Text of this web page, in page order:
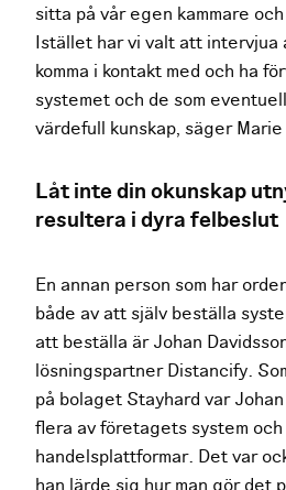
sitta på vår egen kammare
Istället har vi valt att intervjua
komma i kontakt med och ha
systemet och de som
värdefull kunskap, säger
Låt inte din okunskap
resultera i dyra felbeslut
En annan person som har
både av att själv beställa
att beställa är Johan
lösningspartner Distancify.
på bolaget Stayhard var
flera av företagets system
handelsplattformar. Det var